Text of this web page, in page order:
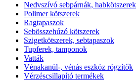
Nedvszívó sebpárnák, habkötszerek
Polimer kötszerek
Ragtapaszok
Sebösszehúzó kötszerek
Szigetkötszerek, sebtapaszok
Tupferek, tamponok
Vatták
Vénakanül-, vénás eszköz rögzítők
Vérzéscsillapító termékek